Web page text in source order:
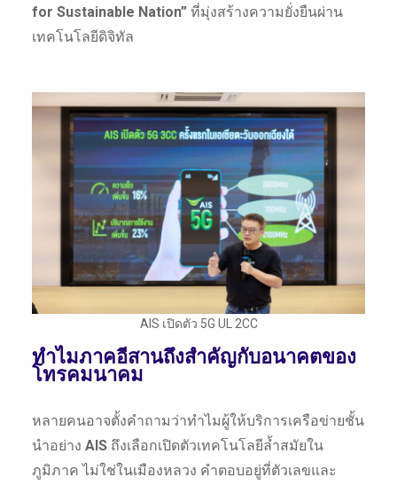
for Sustainable Nation”ที่มุ่งสร้างความยั่งยืนผ่าน
เทคโนโลยีดิจิทัล
AIS เปิดตัว 5G UL 2CC
ทำไมภาคอีสานถึงสำคัญกับอนาคตของ
โทรคมนาคม
หลายคนอาจตั้งคำถามว่าทำไมผู้ให้บริการเครือข่ายชั้น
นำอย่าง AISถึงเลือกเปิดตัวเทคโนโลยีล้ำสมัยใน
ภูมิภาค ไม่ใช่ในเมืองหลวง คำตอบอยู่ที่ตัวเลขและ